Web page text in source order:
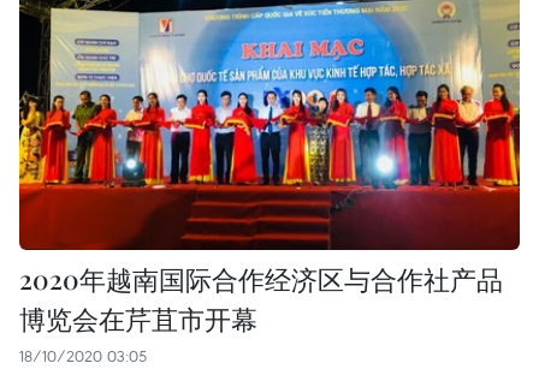
2020年越南国际合作经济区与合作社产品
博览会在芹苴市开幕
18/10/2020 03:05